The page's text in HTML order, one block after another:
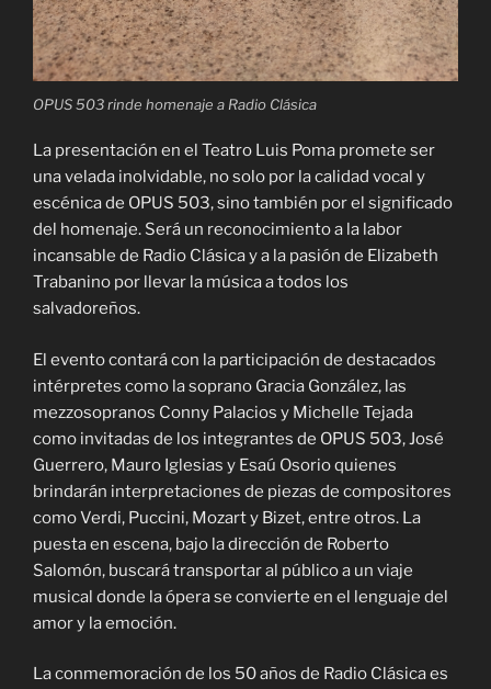
OPUS 503 rinde homenaje a Radio Clásica
La presentación en el Teatro Luis Poma promete ser
una velada inolvidable, no solo por la calidad vocal y
escénica de OPUS 503, sino también por el significado
del homenaje. Será un reconocimiento a la labor
incansable de Radio Clásica y a la pasión de Elizabeth
Trabanino por llevar la música a todos los
salvadoreños.
El evento contará con la participación de destacados
intérpretes como la soprano Gracia González, las
mezzosopranos Conny Palacios y Michelle Tejada
como invitadas de los integrantes de OPUS 503, José
Guerrero, Mauro Iglesias y Esaú Osorio quienes
brindarán interpretaciones de piezas de compositores
como Verdi, Puccini, Mozart y Bizet, entre otros. La
puesta en escena, bajo la dirección de Roberto
Salomón, buscará transportar al público a un viaje
musical donde la ópera se convierte en el lenguaje del
amor y la emoción.
La conmemoración de los 50 años de Radio Clásica es